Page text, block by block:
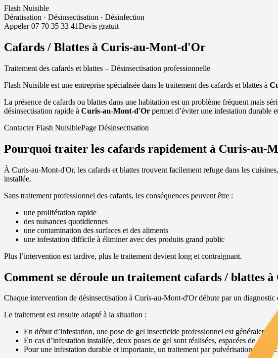
Flash Nuisible
Dératisation · Désinsectisation · Désinfection
Appeler 07 70 35 33 41Devis gratuit
Cafards / Blattes à Curis-au-Mont-d'Or
Traitement des cafards et blattes – Désinsectisation professionnelle
Flash Nuisible est une entreprise spécialisée dans le traitement des cafards et blattes à
La présence de cafards ou blattes dans une habitation est un problème fréquent mais
désinsectisation rapide à Curis-au-Mont-d'Or permet d’éviter une infestation durable
Contacter Flash NuisiblePage Désinsectisation
Pourquoi traiter les cafards rapidement à Curis-au-
À Curis-au-Mont-d'Or, les cafards et blattes trouvent facilement refuge dans les
installée.
Sans traitement professionnel des cafards, les conséquences peuvent être :
une prolifération rapide
des nuisances quotidiennes
une contamination des surfaces et des aliments
une infestation difficile à éliminer avec des produits grand public
Plus l’intervention est tardive, plus le traitement devient long et contraignant.
Comment se déroule un traitement cafards / blattes à
Chaque intervention de désinsectisation à Curis-au-Mont-d'Ordébute par un diagnostic
Le traitement est ensuite adapté à la situation :
En début d’infestation, une pose de gel insecticide professionnel est
En cas d’infestation installée, deux poses de gel sont réalisées, espacées de 30
Pour une infestation durable et importante, un traitement par pulvérisation